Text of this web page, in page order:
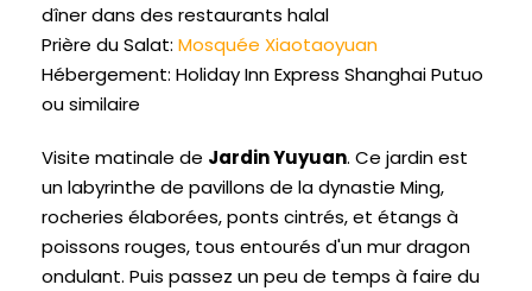
dîner dans des restaurants halal
Prière du Salat: Mosquée Xiaotaoyuan
Hébergement: Holiday Inn Express Shanghai Putuo
ou similaire
Visite matinale de Jardin Yuyuan. Ce jardin est
un labyrinthe de pavillons de la dynastie Ming,
rocheries élaborées, ponts cintrés, et étangs à
poissons rouges, tous entourés d'un mur dragon
ondulant. Puis passez un peu de temps à faire du